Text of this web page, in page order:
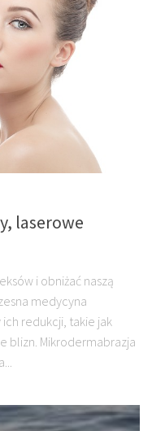
laserowe
i obniżać naszą
medycyna
redukcji, takie jak
blizn. Mikrodermabrazja